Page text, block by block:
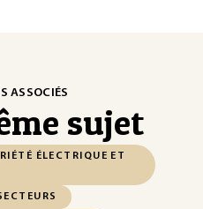
ASSOCIÉS
sujet
ÉLECTRIQUE ET